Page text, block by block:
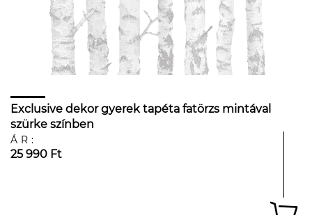
Exclusive dekor gyerek tapéta fatörzs mintával
szürke színben
ÁR:
25 990 Ft